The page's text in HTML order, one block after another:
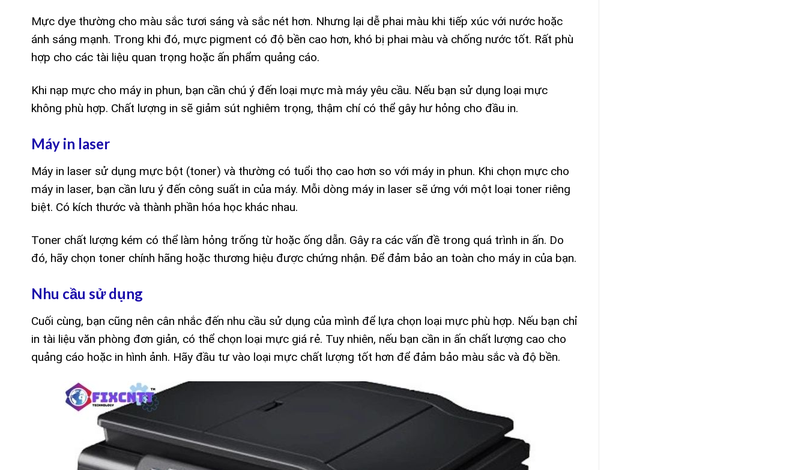
Mực dye thường cho màu sắc tươi sáng và sắc nét hơn. Nhưng lại dễ phai màu khi tiếp xúc với nước hoặc
ánh sáng mạnh. Trong khi đó, mực pigment có độ bền cao hơn, khó bị phai màu và chống nước tốt. Rất phù
hợp cho các tài liệu quan trọng hoặc ấn phẩm quảng cáo.
Khi nạp mực cho máy in phun, bạn cần chú ý đến loại mực mà máy yêu cầu. Nếu bạn sử dụng loại mực
không phù hợp. Chất lượng in sẽ giảm sút nghiêm trọng, thậm chí có thể gây hư hỏng cho đầu in.
Máy in laser
Máy in laser sử dụng mực bột (toner) và thường có tuổi thọ cao hơn so với máy in phun. Khi chọn mực cho
máy in laser, bạn cần lưu ý đến công suất in của máy. Mỗi dòng máy in laser sẽ ứng với một loại toner riêng
biệt. Có kích thước và thành phần hóa học khác nhau.
Toner chất lượng kém có thể làm hỏng trống từ hoặc ống dẫn. Gây ra các vấn đề trong quá trình in ấn. Do
đó, hãy chọn toner chính hãng hoặc thương hiệu được chứng nhận. Để đảm bảo an toàn cho máy in của bạn.
Nhu cầu sử dụng
Cuối cùng, bạn cũng nên cân nhắc đến nhu cầu sử dụng của mình để lựa chọn loại mực phù hợp. Nếu bạn chỉ
in tài liệu văn phòng đơn giản, có thể chọn loại mực giá rẻ. Tuy nhiên, nếu bạn cần in ấn chất lượng cao cho
quảng cáo hoặc in hình ảnh. Hãy đầu tư vào loại mực chất lượng tốt hơn để đảm bảo màu sắc và độ bền.